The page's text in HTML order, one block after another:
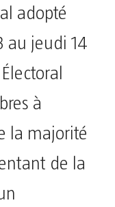
adopté
au jeudi 14
à
la majorité
de la